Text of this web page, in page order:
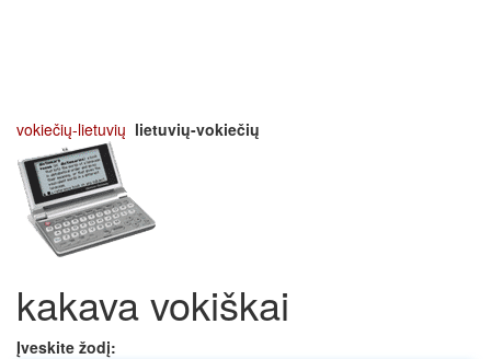
vokiečių-lietuvių lietuvių-vokiečių
kakava vokiškai
Įveskite žodį: